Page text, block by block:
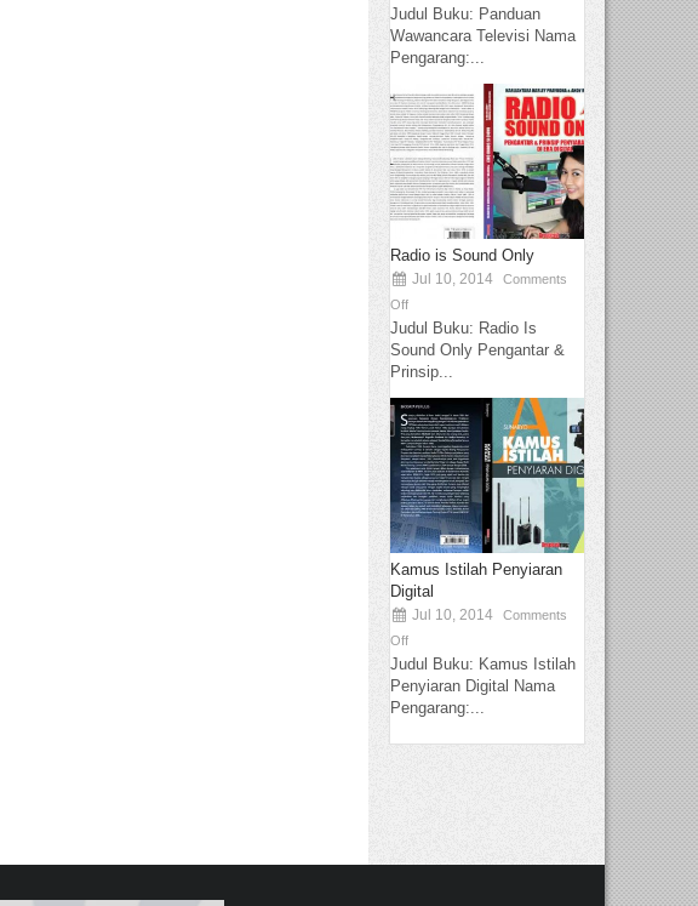
Judul Buku: Panduan
Wawancara Televisi Nama
Pengarang:...
Radio is Sound Only
Jul 10, 2014
Comments
Off
Judul Buku: Radio Is
Sound Only Pengantar &
Prinsip...
Kamus Istilah Penyiaran
Digital
Jul 10, 2014
Comments
Off
Judul Buku: Kamus Istilah
Penyiaran Digital Nama
Pengarang:...